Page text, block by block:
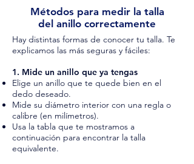
Métodos para medir la talla
del anillo correctamente
Hay distintas formas de conocer tu talla. Te
explicamos las más seguras y fáciles:
1. Mide un anillo que ya tengas
Elige un anillo que te quede bien en el
dedo deseado.
Mide su diámetro interior con una regla o
calibre (en milímetros).
Usa la tabla que te mostramos a
continuación para encontrar la talla
equivalente.